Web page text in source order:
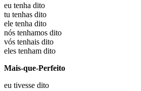
eu tenha dito
tu tenhas dito
ele tenha dito
nós tenhamos dito
vós tenhais dito
eles tenham dito
Mais-que-Perfeito
eu tivesse dito